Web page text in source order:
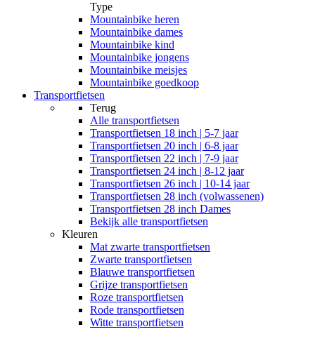
Type
Mountainbike heren
Mountainbike dames
Mountainbike kind
Mountainbike jongens
Mountainbike meisjes
Mountainbike goedkoop
Transportfietsen
Terug
Alle transportfietsen
Transportfietsen 18 inch | 5-7 jaar
Transportfietsen 20 inch | 6-8 jaar
Transportfietsen 22 inch | 7-9 jaar
Transportfietsen 24 inch | 8-12 jaar
Transportfietsen 26 inch | 10-14 jaar
Transportfietsen 28 inch (volwassenen)
Transportfietsen 28 inch Dames
Bekijk alle transportfietsen
Kleuren
Mat zwarte transportfietsen
Zwarte transportfietsen
Blauwe transportfietsen
Grijze transportfietsen
Roze transportfietsen
Rode transportfietsen
Witte transportfietsen